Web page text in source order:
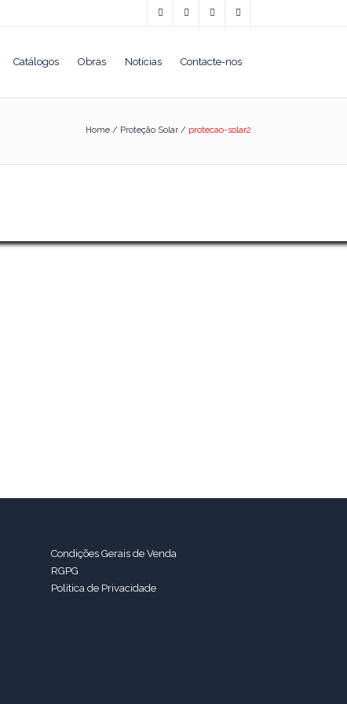
Catálogos Obras Notícias Contacte-nos
Home / Proteção Solar / protecao-solar2
Condições Gerais de Venda
RGPG
Política de Privacidade